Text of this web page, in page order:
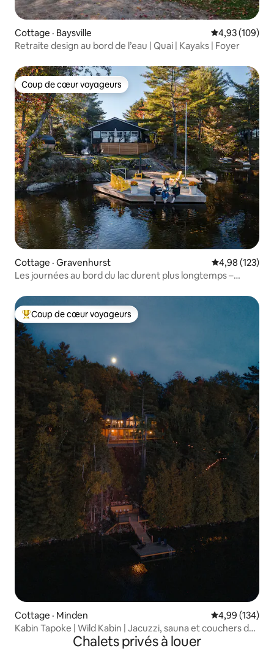
Cottage · Baysville Note
4,93 (109)
Retraite design au bord de l’eau | Quai | Kayaks | Foyer
Coup de cœur voyageurs
Coup de cœur voyageurs
Cottage · Gravenhurst Note
4,98 (123)
Les journées au bord du lac durent plus longtemps –
Coup de cœur voyageurs parmi les plus aimés
Coup de cœur voyageurs
Cottage · Minden Note
4,99 (134)
Kabin Tapoke | Wild Kabin | Jacuzzi, sauna et couchers de
Chalets privés à louer